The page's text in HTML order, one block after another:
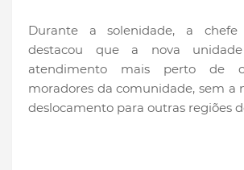
Durante a solenidade, a chefe
destacou que a nova
atendimento mais perto de
moradores da comunidade, sem a
deslocamento para outras regiões